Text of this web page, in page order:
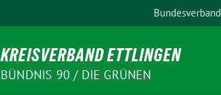
Bundesverband
KREISVERBAND ETTLINGEN
BÜNDNIS 90 / DIE GRÜNEN